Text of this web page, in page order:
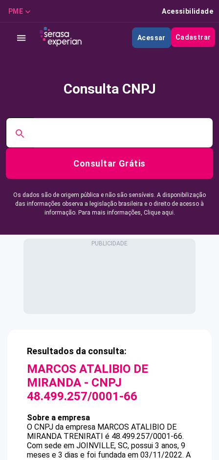
PME Acessibilidade
Acessar Cadastrar
Consulta CNPJ
Consultar Grátis
Os dados são de origem pública e não são sensíveis. A disponibilização
das informações observa a legislação brasileira e o direito de acesso à
informação. Para mais informações, Clique aqui.
Resultados da consulta:
MARCOS ATALIBIO DE
MIRANDA - CNPJ
48.499.257/0001-66
Sobre a empresa
O CNPJ da empresa MARCOS ATALIBIO DE
MIRANDA TRENIRATI é 48.499.257/0001-66.
Com sede em JOINVILLE, SC, possui 3 anos, 9
meses e 3 dias e foi fundada em 03/11/2022. A